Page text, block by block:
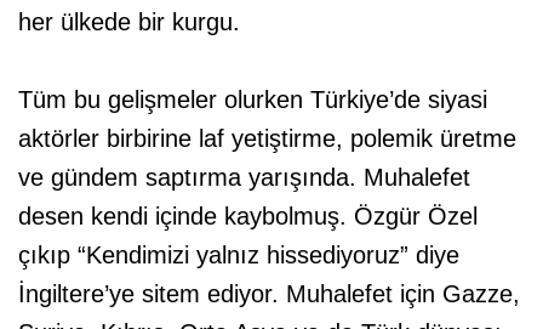
her ülkede bir kurgu.
Tüm bu gelişmeler olurken Türkiye’de siyasi
aktörler birbirine laf yetiştirme, polemik üretme
ve gündem saptırma yarışında. Muhalefet
desen kendi içinde kaybolmuş. Özgür Özel
çıkıp “Kendimizi yalnız hissediyoruz” diye
İngiltere’ye sitem ediyor. Muhalefet için Gazze,